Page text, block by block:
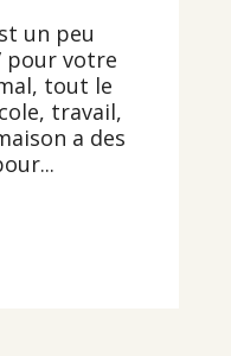
un peu
pour votre
tout le
travail,
a des